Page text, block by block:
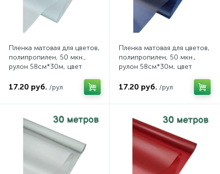
Пленка матовая для цветов,
полипропилен, 50 мкн.,
рулон 58см*30м, цвет
41/011 30В
17.20 руб. /рул
Пленка матовая для цветов,
полипропилен, 50 мкн.,
рулон 58см*30м, цвет
41/019 30В
17.20 руб. /рул